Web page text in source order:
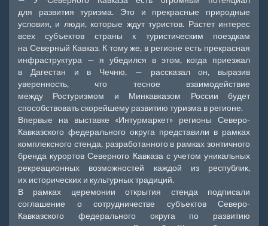
для развития туризма. Это и прекрасные природные
условия, и люди, которые ждут туристов. Растет интерес
всех субъектов страны к туристическим поездкам
на Северный Кавказ. К тому же, в регионе есть прекрасная
инфраструктура — я убедился в этом, когда приезжал
в Дагестан и в Чечню, — рассказал он, выразив
уверенность, что тесное взаимодействие
между Ростуризмом и Минкавказом России будет
способствовать скорейшему развитию туризма в регионе.
Впервые на выставке «Интурмаркет» регионы Северо-
Кавказского федерального округа представили в рамках
комплексного стенда, разработанного в рамках зонтичного
бренда курортов Северного Кавказа с учетом уникальных
рекреационных возможностей каждой из республик,
их исторических и культурных традиций.
В рамках церемонии открытия стенда подписали
соглашение о сотрудничестве субъектов Северо-
Кавказского федерального округа по развитию